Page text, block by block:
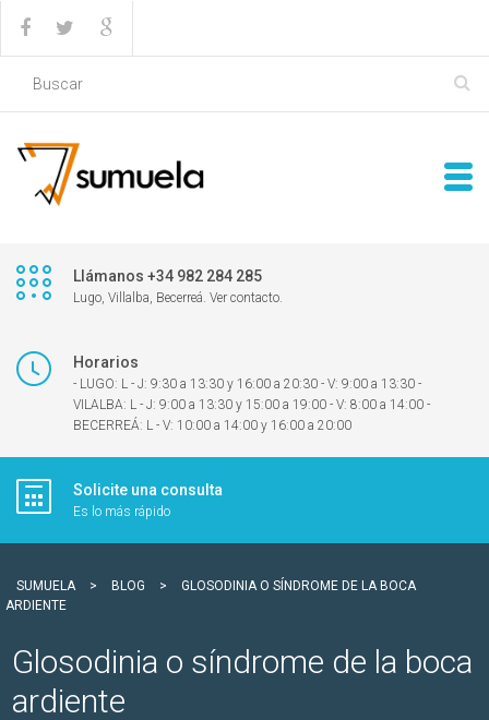
Llámanos +34 982 284 285
Lugo, Villalba, Becerreá. Ver contacto.
Horarios
- LUGO: L - J: 9:30 a 13:30 y 16:00 a 20:30 - V: 9:00 a 13:30 -
VILALBA: L - J: 9:00 a 13:30 y 15:00 a 19:00 - V: 8:00 a 14:00 -
BECERREÁ: L - V: 10:00 a 14:00 y 16:00 a 20:00
Solicite una consulta
Es lo más rápido
SUMUELA > BLOG >
GLOSODINIA O SÍNDROME DE LA BOCA
ARDIENTE
Glosodinia o síndrome de la boca
ardiente